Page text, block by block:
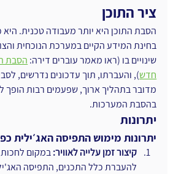
ציר התוכן
הסבת התוכן היא יותר מעבודה טכנית.
בחינת המידע הקיים במערכת הנוכחית
שינויים בו (ראו מאמר עוברים דירה: הסבת
חדש), והעברתו, תוך עדכונים נדרשים,
מדובר בתהליך ארוך, שפעמים רבות הופך
בהסבת המערכות.
יתרונות
יתרונות מימוש התפיסה האג׳ילית
קיצור זמן עלייה לאוויר: במקום
להעברת כלל התכנים, התפיסה